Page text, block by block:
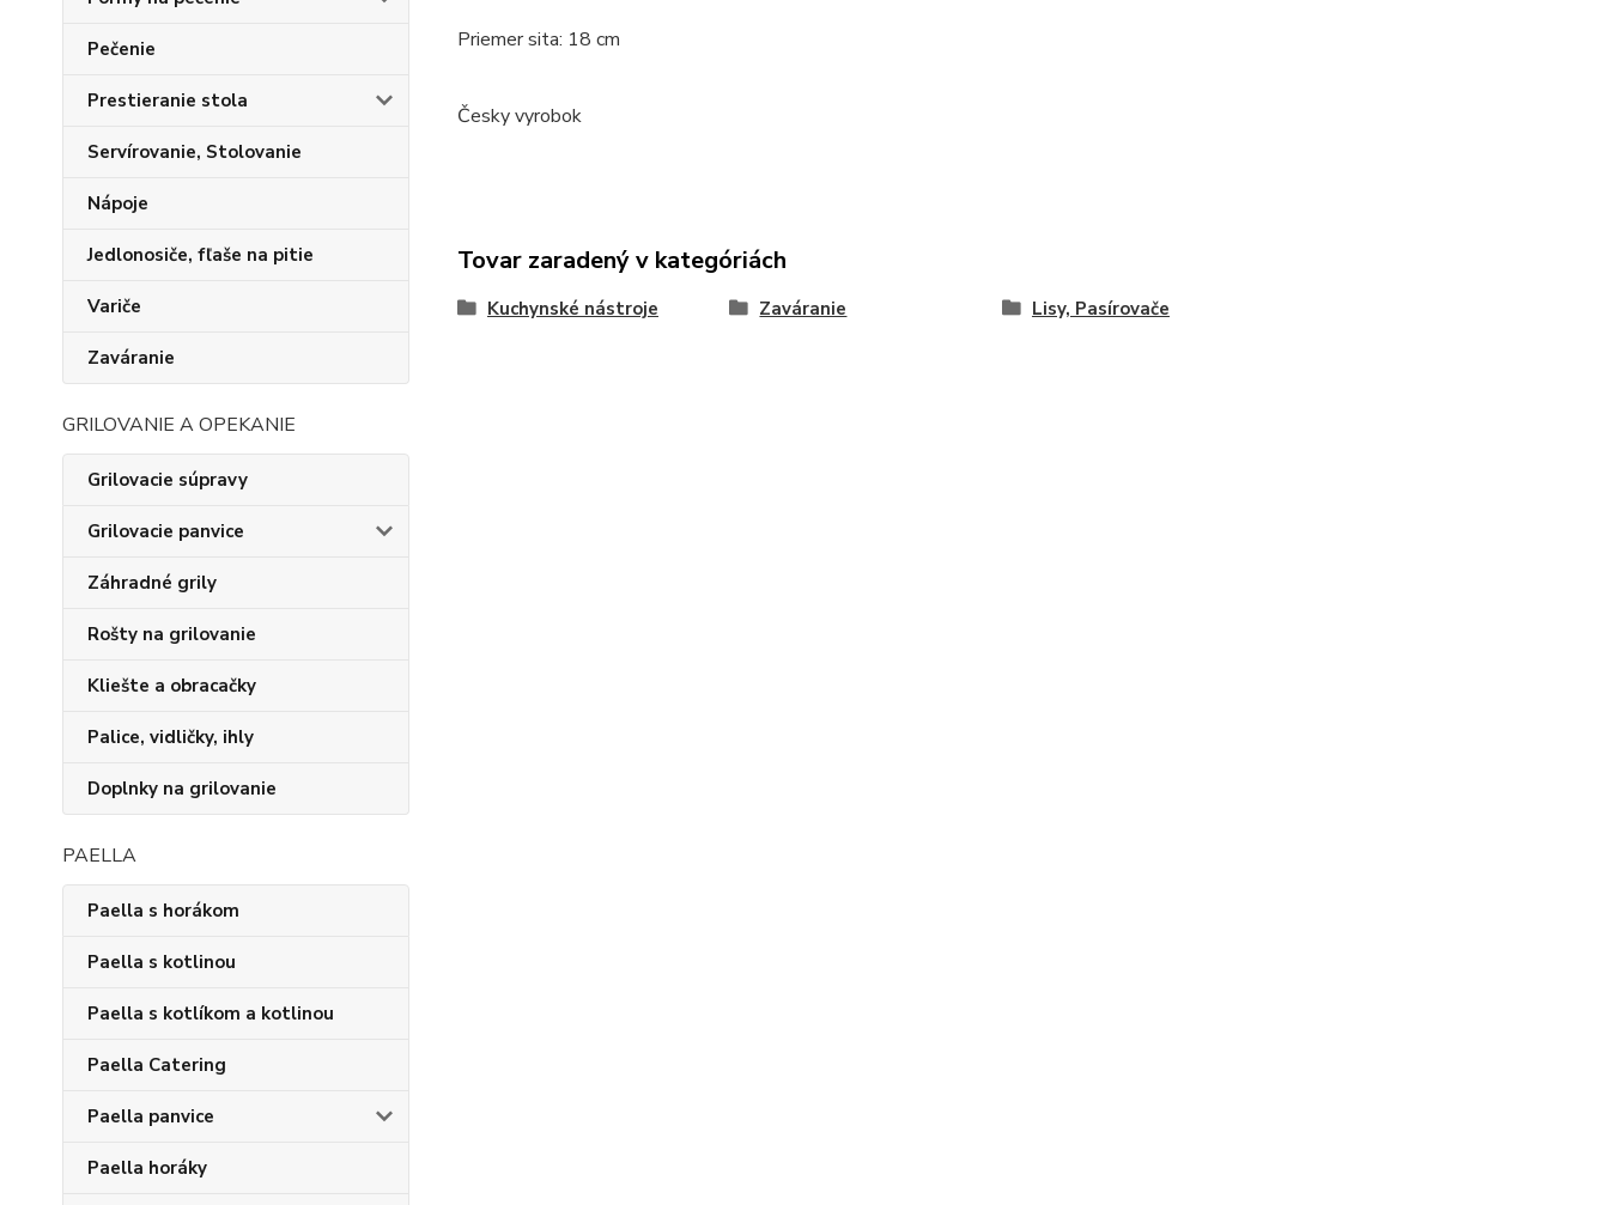
Pečenie
Prestieranie stola
Servírovanie, Stolovanie
Nápoje
Jedlonosiče, fľaše na pitie
Variče
Zaváranie
GRILOVANIE A OPEKANIE
Grilovacie súpravy
Grilovacie panvice
Záhradné grily
Rošty na grilovanie
Kliešte a obracačky
Palice, vidličky, ihly
Doplnky na grilovanie
PAELLA
Paella s horákom
Paella s kotlinou
Paella s kotlíkom a kotlinou
Paella Catering
Paella panvice
Paella horáky
Priemer sita: 18 cm
Česky vyrobok
Tovar zaradený v kategóriách
Kuchynské nástroje Zaváranie Lisy, Pasírovače